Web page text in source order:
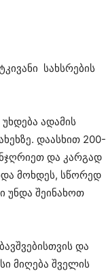
სახსრების
ადამის
დაასხით 200-
და კარგად
მოხდეს, სწორედ
უნდა შეინახოთ
და
მიღება შველის